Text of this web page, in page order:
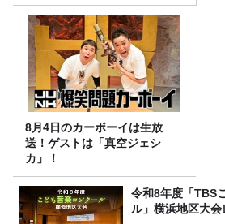
8月4日のカーボーイは生放
送！ゲストは「真空ジェシ
カ」！
令和8年度「TBS
ル」横浜地区大会